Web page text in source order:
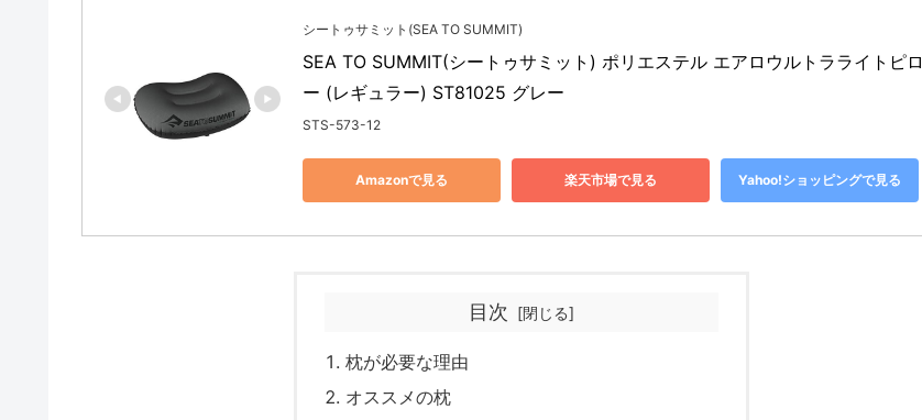
シートゥサミット(SEA TO SUMMIT)
SEA TO SUMMIT(シートゥサミット) ポリエステル エアロウルトラライトピロ
ー (レギュラー) ST81025 グレー
STS-573-12
Amazonで見る 楽天市場で見る Yahoo!ショッピングで見る
目次
枕が必要な理由
オススメの枕